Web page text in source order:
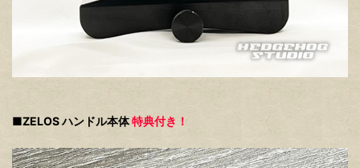
■ZELOS ハンドル本体特典付き！